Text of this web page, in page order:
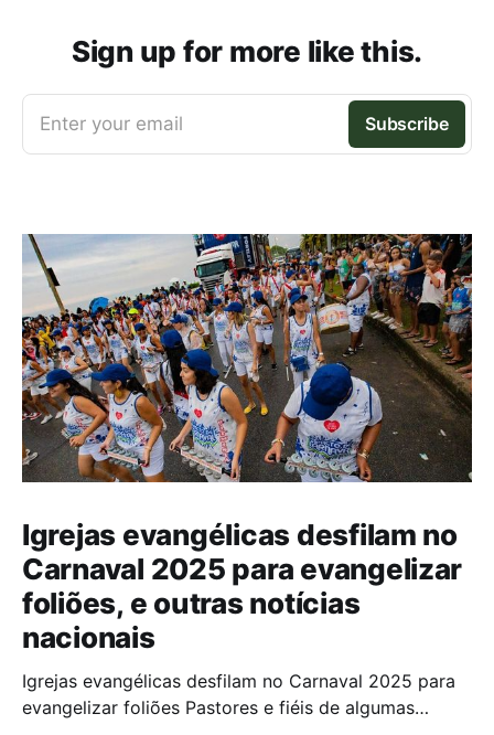
Sign up for more like this.
Enter your email Subscribe
Igrejas evangélicas desfilam no
Carnaval 2025 para evangelizar
foliões, e outras notícias
nacionais
Igrejas evangélicas desfilam no Carnaval 2025 para
evangelizar foliões Pastores e fiéis de algumas